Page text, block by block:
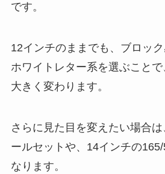
です。
12インチのままでも、ブロッ
ホワイトレター系を選ぶこと
大きく変わります。
さらに見た目を変えたい場合
ールセットや、14インチの
なります。